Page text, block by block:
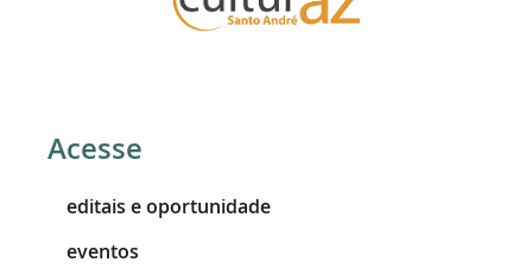
Acesse
editais e oportunidade
eventos